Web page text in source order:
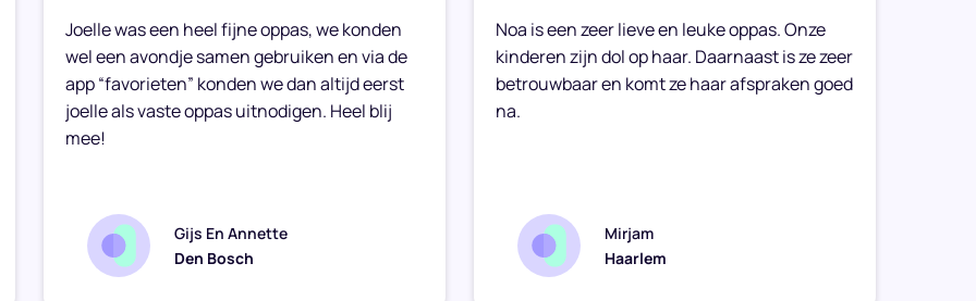
Joelle was een heel fijne oppas, we konden
wel een avondje samen gebruiken en via de
app “favorieten” konden we dan altijd eerst
joelle als vaste oppas uitnodigen. Heel blij
mee!
Gijs En Annette
Den Bosch
Noa is een zeer lieve en leuke oppas. Onze
kinderen zijn dol op haar. Daarnaast is ze zeer
betrouwbaar en komt ze haar afspraken goed
na.
Mirjam
Haarlem